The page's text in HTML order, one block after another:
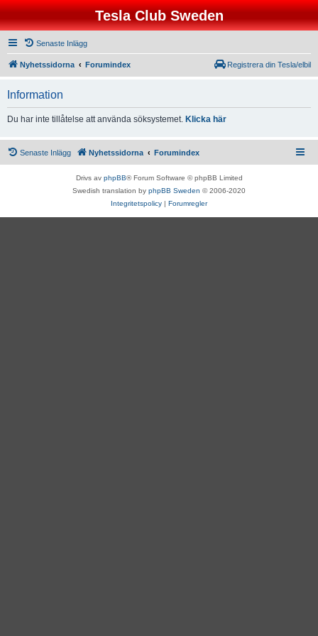
Tesla Club Sweden
Senaste Inlägg
Nyhetssidorna Forumindex Registrera din Tesla/elbil
Information
Du har inte tillåtelse att använda söksystemet. Klicka här
Senaste Inlägg Nyhetssidorna Forumindex
Drivs av phpBB® Forum Software © phpBB Limited
Swedish translation by phpBB Sweden © 2006-2020
Integritetspolicy | Forumregler